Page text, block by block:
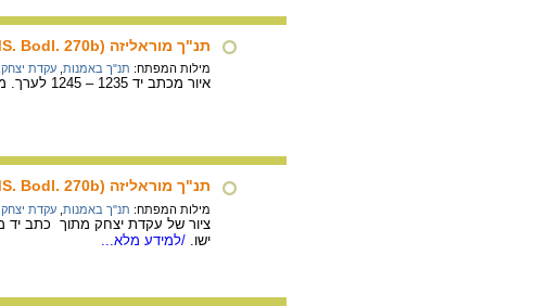
תנ"ך מוראליזה (MS. Bodl. 270b) : יצחק נושא את העצים
מילות המפתח: תנ"ך באמנות עקדת יצחק
איור מכתב יד 1235 – 1245 לערך. מתאר את יצחק הנושא את עצי העקדה (בראשית כב).
תנ"ך מוראליזה (MS. Bodl. 270b) : עקדת יצחק
מילות המפתח: תנ"ך באמנות עקדת יצחק
ישו. /למידע מלא...